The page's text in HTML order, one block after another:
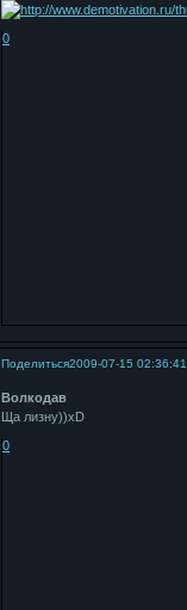
0
Поделиться2009-07-15 02:36:41
Bолкодав
Ща лизну))xD
0